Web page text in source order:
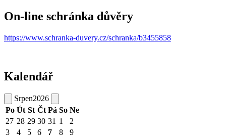
On-line schránka důvěry
https://www.schranka-duvery.cz/schranka/b3455858
Kalendář
Srpen2026
Po Út St Čt Pá So Ne
27 28 29 30 31 1
2
3
4 5 6 7 8
9